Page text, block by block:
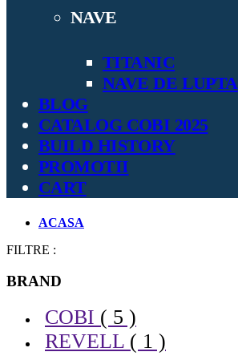
NAVE
TITANIC
NAVE DE LUPTA
BLOG
CATALOG COBI 2025
BUILD HISTORY
PROMOTII
CART
ACASA
FILTRE :
BRAND
COBI ( 5 )
REVELL ( 1 )